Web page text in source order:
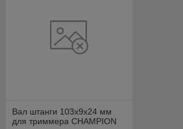
Вал штанги 103x9x24 мм
для триммера CHAMPION